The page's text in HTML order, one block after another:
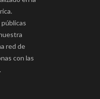
red de
con las